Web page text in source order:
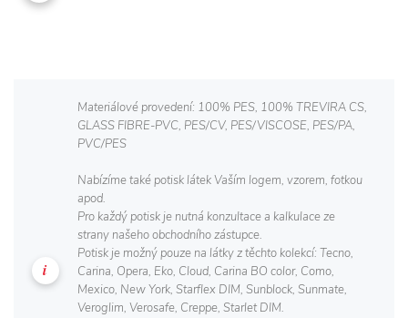
Materiálové provedení: 100% PES, 100% TREVIRA CS,
GLASS FIBRE-PVC, PES/CV, PES/VISCOSE, PES/PA,
PVC/PES
Nabízíme také potisk látek Vaším logem, vzorem, fotkou
apod.
Pro každý potisk je nutná konzultace a kalkulace ze
strany našeho obchodního zástupce.
Potisk je možný pouze na látky z těchto kolekcí: Tecno,
Carina, Opera, Eko, Cloud, Carina BO color, Como,
Mexico, New York, Starflex DIM, Sunblock, Sunmate,
Veroglim, Verosafe, Creppe, Starlet DIM.